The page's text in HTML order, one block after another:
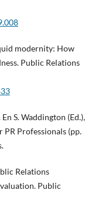
modernity: How
Public Relations
S. Waddington (Ed.),
PR Professionals (pp.
Relations
Public